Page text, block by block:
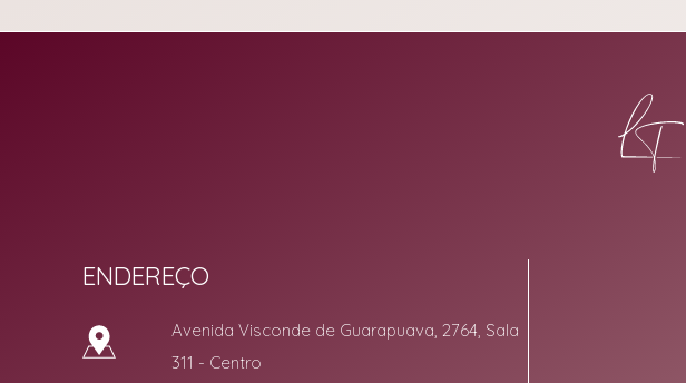
ENDEREÇO
Avenida Visconde de Guarapuava, 2764, Sala
311 - Centro